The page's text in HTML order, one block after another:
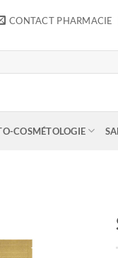
CONTACT PHARMACIE
COSMÉTOLOGIE